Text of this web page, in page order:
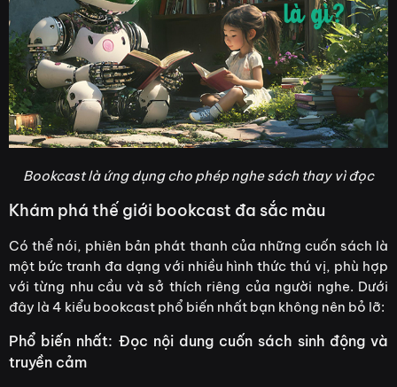
Bookcast là ứng dụng cho phép nghe sách thay vì đọc
Khám phá thế giới bookcast đa sắc màu
Có thể nói, phiên bản phát thanh của những cuốn sách là
một bức tranh đa dạng với nhiều hình thức thú vị, phù hợp
với từng nhu cầu và sở thích riêng của người nghe. Dưới
đây là 4 kiểu bookcast phổ biến nhất bạn không nên bỏ lỡ:
Phổ biến nhất: Đọc nội dung cuốn sách sinh động và
truyền cảm